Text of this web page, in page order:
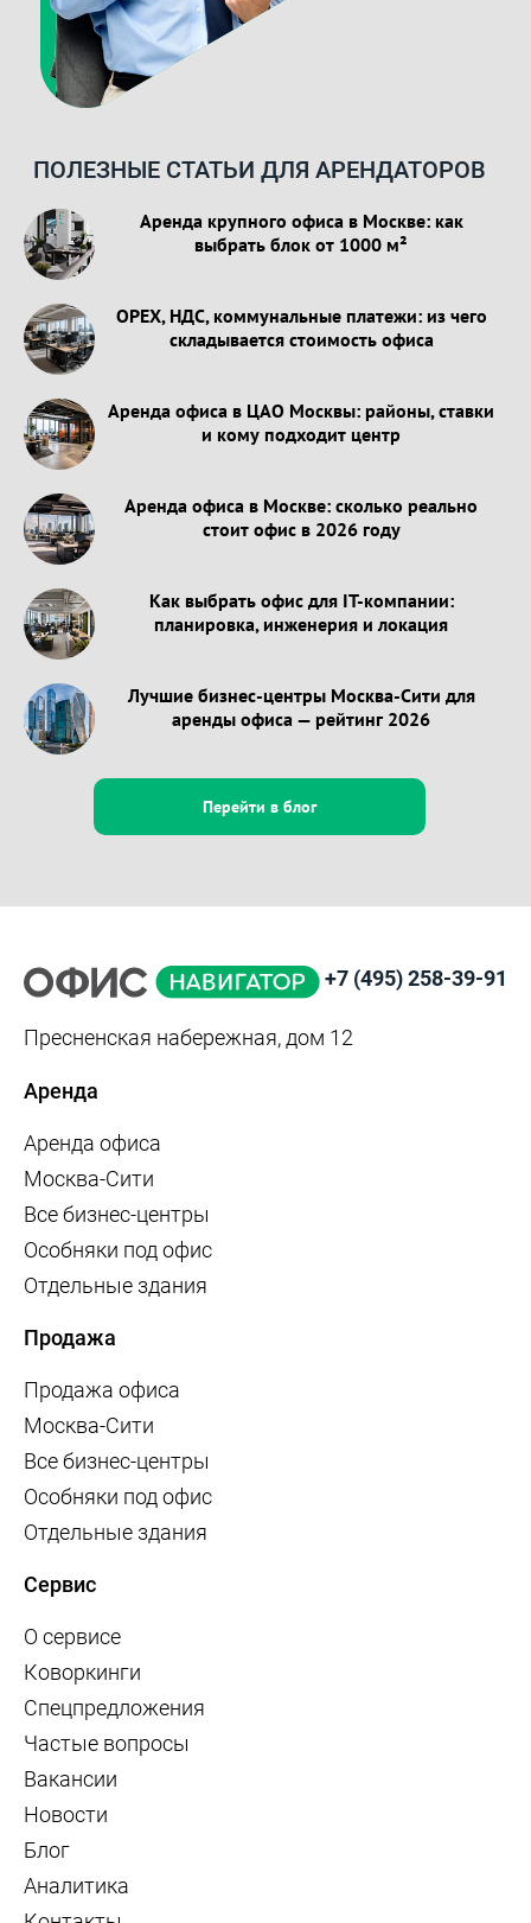
ПОЛЕЗНЫЕ СТАТЬИ ДЛЯ АРЕНДАТОРОВ
Аренда крупного офиса в Москве: как
выбрать блок от 1000 м²
OPEX, НДС, коммунальные платежи: из чего
складывается стоимость офиса
Аренда офиса в ЦАО Москвы: районы, ставки
и кому подходит центр
Аренда офиса в Москве: сколько реально
стоит офис в 2026 году
Как выбрать офис для IT-компании:
планировка, инженерия и локация
Лучшие бизнес-центры Москва-Сити для
аренды офиса — рейтинг 2026
Перейти в блог
+7 (495) 258-39-91
Пресненская набережная, дом 12
Аренда
Аренда офиса
Москва-Сити
Все бизнес-центры
Особняки под офис
Отдельные здания
Продажа
Продажа офиса
Москва-Сити
Все бизнес-центры
Особняки под офис
Отдельные здания
Сервис
О сервисе
Коворкинги
Спецпредложения
Частые вопросы
Вакансии
Новости
Блог
Аналитика